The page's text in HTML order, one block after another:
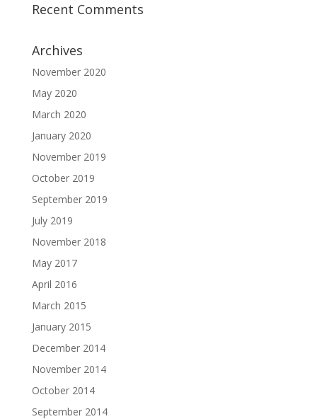
Recent Comments
Archives
November 2020
May 2020
March 2020
January 2020
November 2019
October 2019
September 2019
July 2019
November 2018
May 2017
April 2016
March 2015
January 2015
December 2014
November 2014
October 2014
September 2014